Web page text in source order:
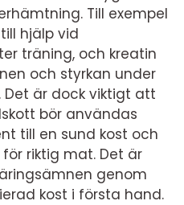
Till exempel
hjälp vid
träning, och kreatin
och styrkan under
Det är dock viktigt att
bör användas
till en sund kost och
riktig mat. Det är
genom
kost i första hand.